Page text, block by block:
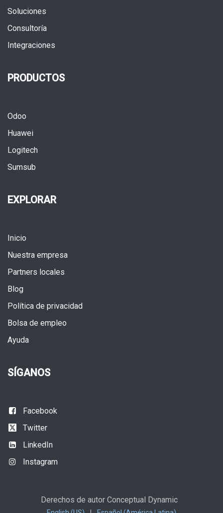
Soluciones
Consultoría
Integraciones
PRODUCTOS
Odoo
Huawei
Logitech
Sumsub
EXPLORAR
Inicio
Nuestra empresa
Partners locales
Blog
Política de privacidad
Bolsa de empleo
Ayuda
SÍGANOS
Facebook
Twitter
LinkedIn
Instagram
Derechos de autor Conceptual Dynamic